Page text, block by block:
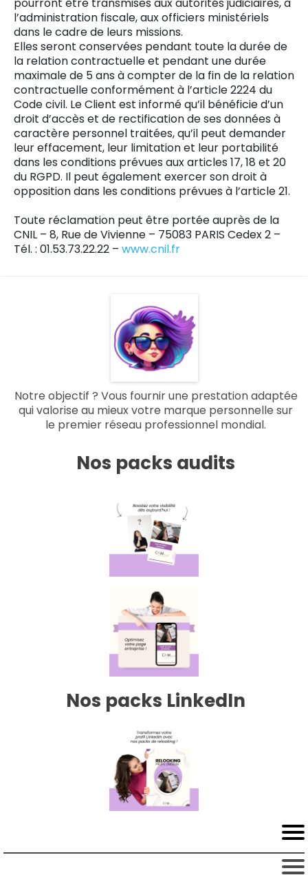
l’administration fiscale, aux officiers ministériels
dans le cadre de leurs missions.
Elles seront conservées pendant toute la durée de
la relation contractuelle et pendant une durée
maximale de 5 ans à compter de la fin de la relation
contractuelle conformément à l’article 2224 du
Code civil. Le Client est informé qu’il bénéficie d’un
droit d’accès et de rectification de ses données à
caractère personnel traitées, qu’il peut demander
leur effacement, leur limitation et leur portabilité
dans les conditions prévues aux articles 17, 18 et 20
du RGPD. Il peut également exercer son droit à
opposition dans les conditions prévues à l’article 21.
Toute réclamation peut être portée auprès de la
CNIL – 8, Rue de Vivienne – 75083 PARIS Cedex 2 –
Tél. : 01.53.73.22.22 – www.cnil.fr
Notre objectif ? Vous fournir une prestation adaptée
qui valorise au mieux votre marque personnelle sur
le premier réseau professionnel mondial.
Nos packs audits
Nos packs LinkedIn